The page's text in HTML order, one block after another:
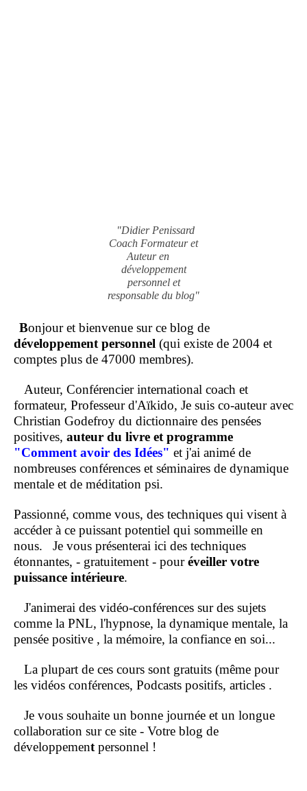
"Didier Penissard
Coach Formateur et
Auteur en
développement
personnel et
responsable du blog"
Bonjour et bienvenue sur ce blog de
développement personnel (qui existe de 2004 et
comptes plus de 47000 membres).
Auteur, Conférencier international coach et
formateur, Professeur d'Aïkido, Je suis co-auteur avec
Christian Godefroy du dictionnaire des pensées
positives, auteur du livre et programme
"Comment avoir des Idées" et j'ai animé de
nombreuses conférences et séminaires de dynamique
mentale et de méditation psi.
Passionné, comme vous, des techniques qui visent à
accéder à ce puissant potentiel qui sommeille en
nous. Je vous présenterai ici des techniques
étonnantes, - gratuitement - pouréveiller votre
puissance intérieure.
J'animerai des vidéo-conférences sur des sujets
comme la PNL, l'hypnose, la dynamique mentale, la
pensée positive , la mémoire, la confiance en soi...
La plupart de ces cours sont gratuits (même pour
les vidéos conférences, Podcasts positifs, articles .
Je vous souhaite un bonne journée et un longue
collaboration sur ce site - Votre blog de
développementpersonnel !